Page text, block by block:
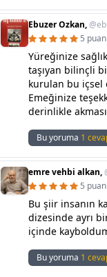
Ebuzer Ozkan,
5
Yüreğinize
taşıyan bilinçli
kurulan bu içsel
Emeğinize
derinlikle
Bu yoruma 1
emre vehbi alkan,
5
Bu şiir insanın
dizesinde ayrı
içinde
Bu yoruma 1